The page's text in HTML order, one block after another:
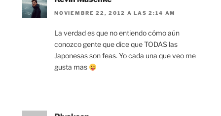
NOVIEMBRE 22, 2012 A LAS 2:14 AM
La verdad es que no entiendo cómo aún
conozco gente que dice que TODAS las
Japonesas son feas. Yo cada una que veo me
gusta mas